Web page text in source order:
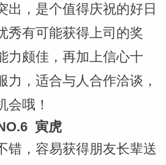
出，是个值得庆祝的好日
秀有可能获得上司的奖
力颇佳，再加上信心十
力，适合与人合作洽谈，
会哦！
寅虎
错，容易获得朋友长辈送